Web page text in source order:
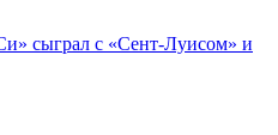
сыграл с «Сент-Луисом» и